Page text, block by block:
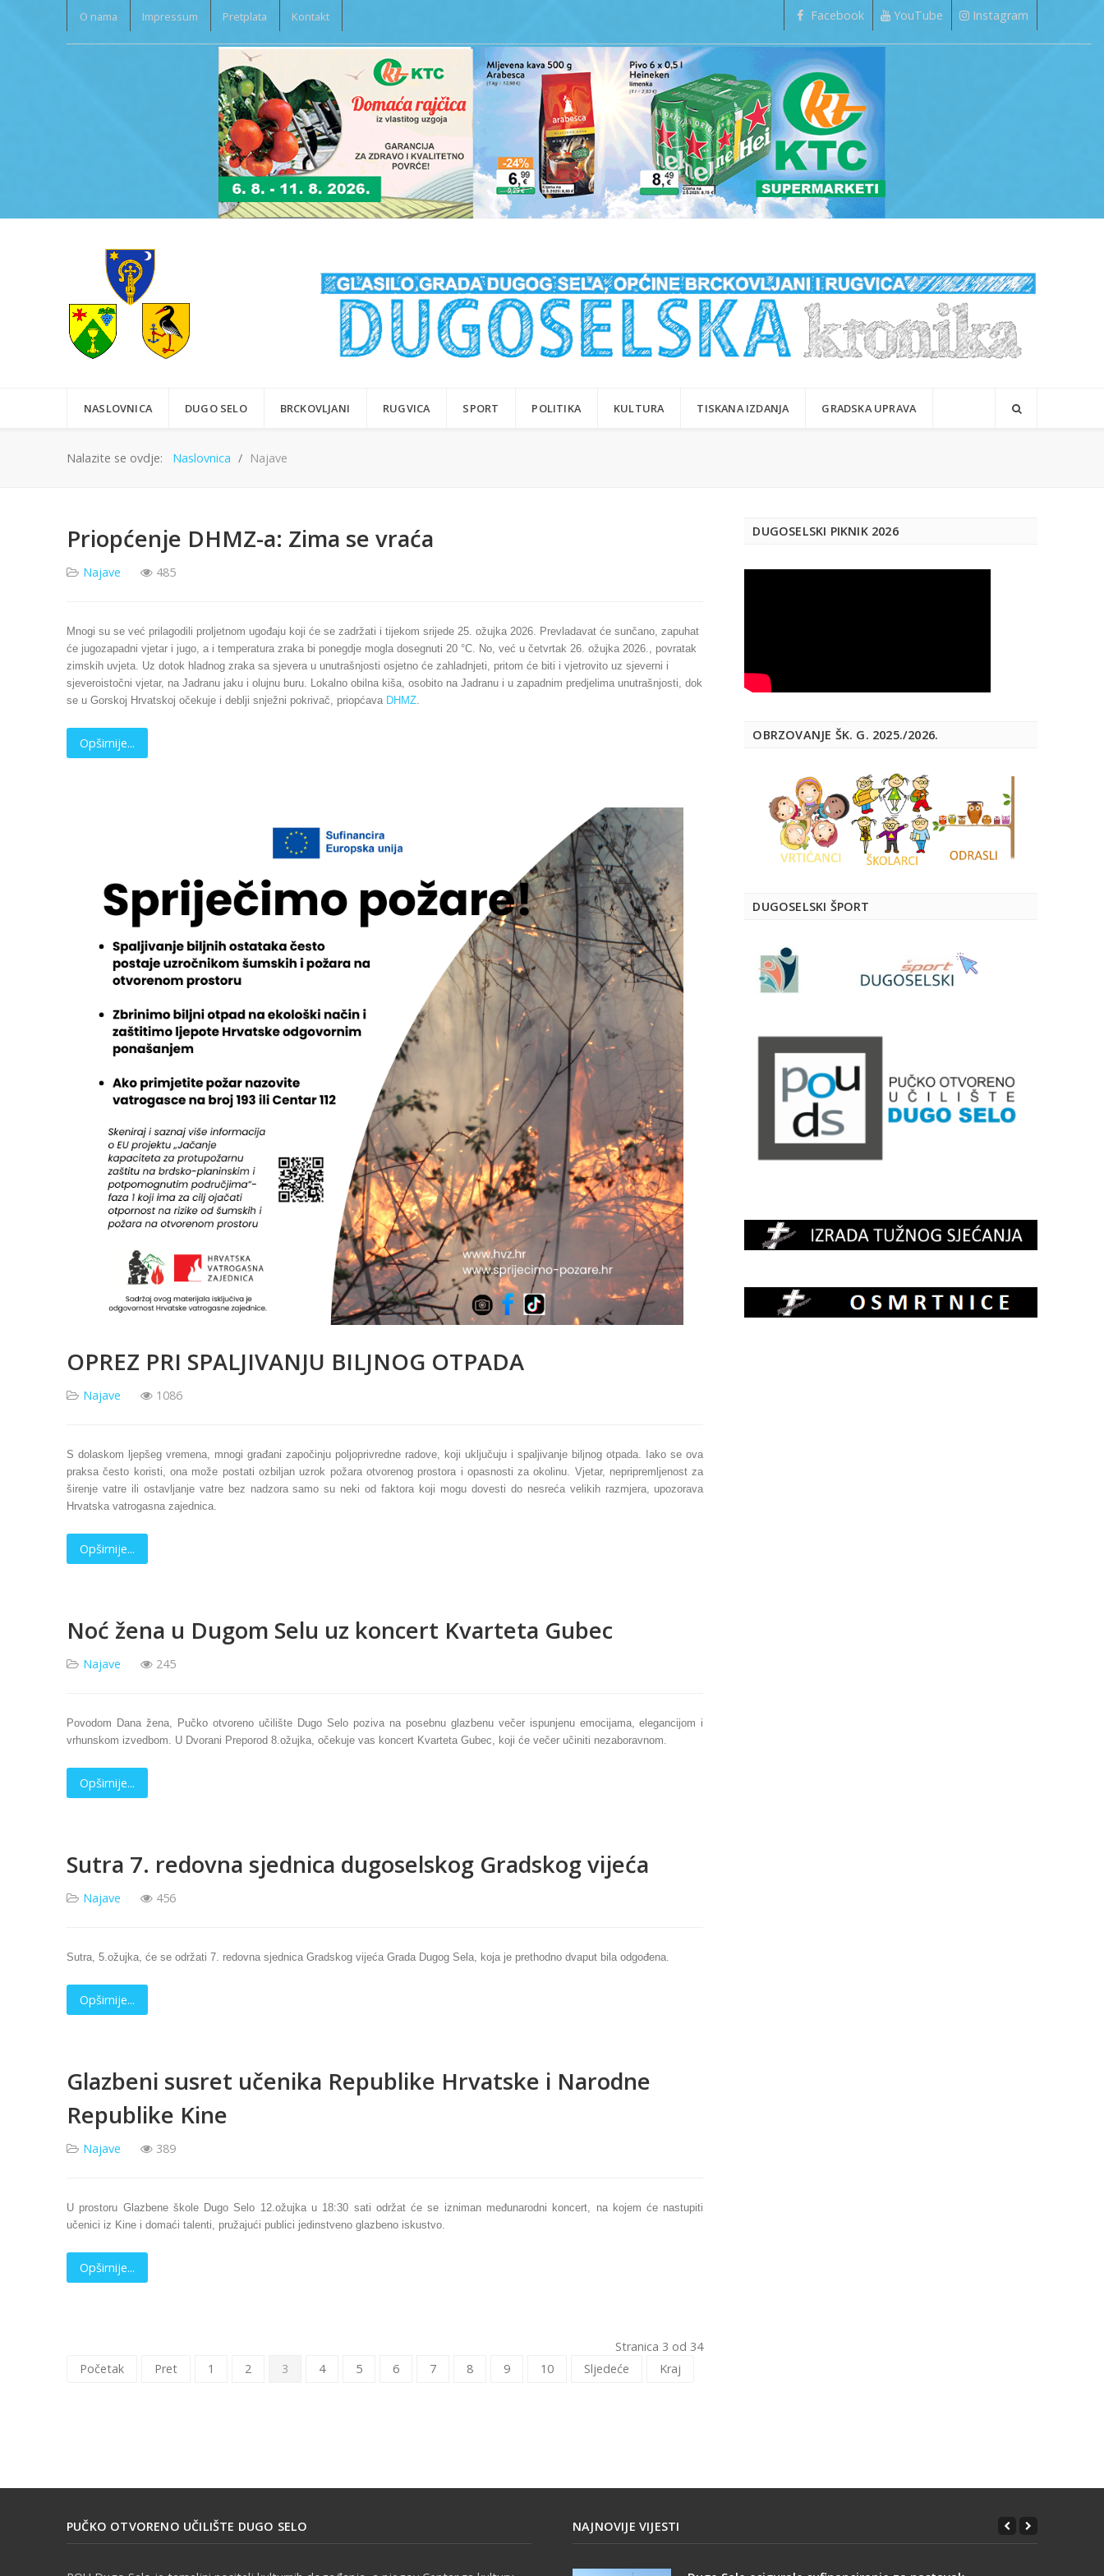
O nama Impressum Pretplata Kontakt Facebook YouTube Instagram
NASLOVNICA DUGO SELO BRCKOVLJANI RUGVICA SPORT POLITIKA KULTURA TISKANA IZDANJA GRADSKA UPRAVA
Nalazite se ovdje: Naslovnica Najave
Priopćenje DHMZ-a: Zima se vraća
Najave 485
Mnogi su se već prilagodili proljetnom ugođaju koji će se zadržati i tijekom srijede 25. ožujka 2026. Prevladavat će sunčano, zapuhat
će jugozapadni vjetar i jugo, a i temperatura zraka bi ponegdje mogla dosegnuti 20 °C. No, već u četvrtak 26. ožujka 2026., povratak
zimskih uvjeta. Uz dotok hladnog zraka sa sjevera u unutrašnjosti osjetno će zahladnjeti, pritom će biti i vjetrovito uz sjeverni i
sjeveroistočni vjetar, na Jadranu jaku i olujnu buru. Lokalno obilna kiša, osobito na Jadranu i u zapadnim predjelima unutrašnjosti, dok
se u Gorskoj Hrvatskoj očekuje i deblji snježni pokrivač, priopćava DHMZ.
Opširnije...
OPREZ PRI SPALJIVANJU BILJNOG OTPADA
Najave 1086
S dolaskom ljepšeg vremena, mnogi građani započinju poljoprivredne radove, koji uključuju i spaljivanje biljnog otpada. Iako se ova
praksa često koristi, ona može postati ozbiljan uzrok požara otvorenog prostora i opasnosti za okolinu. Vjetar, nepripremljenost za
širenje vatre ili ostavljanje vatre bez nadzora samo su neki od faktora koji mogu dovesti do nesreća velikih razmjera, upozorava
Hrvatska vatrogasna zajednica.
Opširnije...
Noć žena u Dugom Selu uz koncert Kvarteta Gubec
Najave 245
Povodom Dana žena, Pučko otvoreno učilište Dugo Selo poziva na posebnu glazbenu večer ispunjenu emocijama, elegancijom i
vrhunskom izvedbom. U Dvorani Preporod 8.ožujka, očekuje vas koncert Kvarteta Gubec, koji će večer učiniti nezaboravnom.
Opširnije...
Sutra 7. redovna sjednica dugoselskog Gradskog vijeća
Najave 456
Sutra, 5.ožujka, će se održati 7. redovna sjednica Gradskog vijeća Grada Dugog Sela, koja je prethodno dvaput bila odgođena.
Opširnije...
Glazbeni susret učenika Republike Hrvatske i Narodne
Republike Kine
Najave 389
U prostoru Glazbene škole Dugo Selo 12.ožujka u 18:30 sati održat će se izniman međunarodni koncert, na kojem će nastupiti
učenici iz Kine i domaći talenti, pružajući publici jedinstveno glazbeno iskustvo.
Opširnije...
Stranica 3 od 34
Početak
Pret 1 2 3 4 5 6 7 8 9 10 Sljedeće Kraj
DUGOSELSKI PIKNIK 2026
OBRZOVANJE ŠK. G. 2025./2026.
DUGOSELSKI ŠPORT
PUČKO OTVORENO UČILIŠTE DUGO SELO NAJNOVIJE VIJESTI